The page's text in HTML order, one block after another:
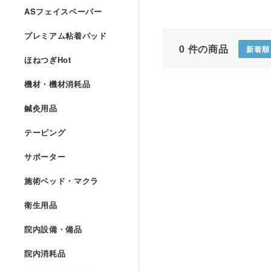
0 件の商品 新着順
ASフェイスペーパー
プレミアム粘着パッド
ほねつぎHot
機材・機材消耗品
鍼灸用品
テーピング
サポーター
施術ベッド・マクラ
衛生用品
院内設備・備品
院内消耗品